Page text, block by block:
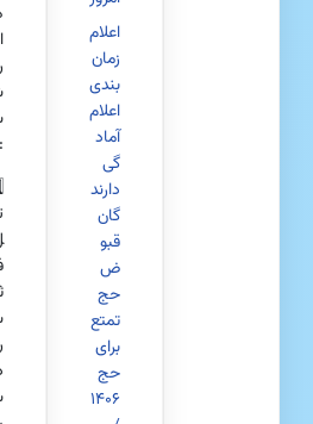
اعلام
زمان‌
بندی
اعلام
آماد
گی
دارند
گان
قبو
ض
حج
تمتع
برای
حج
۱۴۰۶
: